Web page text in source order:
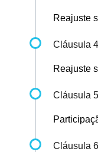
Reajuste
Cláusula 4
Reajuste
Cláusula 5
Cláusula 6